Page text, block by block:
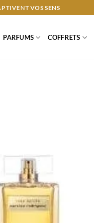
VOS SENS
PARFUMS COFFRETS